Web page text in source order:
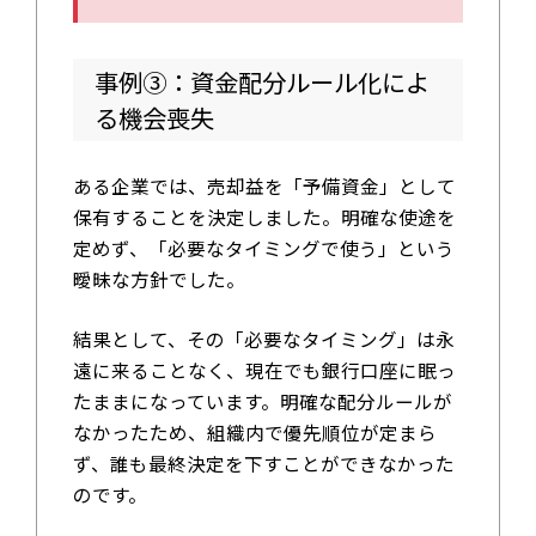
事例③：資金配分ルール化によ
る機会喪失
ある企業では、売却益を「予備資金」として
保有することを決定しました。明確な使途を
定めず、「必要なタイミングで使う」という
曖昧な方針でした。
結果として、その「必要なタイミング」は永
遠に来ることなく、現在でも銀行口座に眠っ
たままになっています。明確な配分ルールが
なかったため、組織内で優先順位が定まら
ず、誰も最終決定を下すことができなかった
のです。